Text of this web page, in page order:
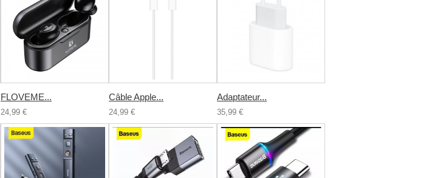
FLOVEME...
24,99 €
Câble Apple...
24,99 €
Adaptateur...
35,99 €